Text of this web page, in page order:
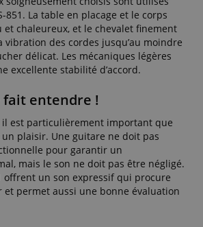
851. La table en placage et le corps
chaleureux, et le chevalet finement
des cordes jusqu’au moindre
délicat. Les mécaniques légères
excellente stabilité d’accord.
fait entendre !
il est particulièrement important que
un plaisir. Une guitare ne doit pas
pour garantir un
mais le son ne doit pas être négligé.
offrent un son expressif qui procure
et permet aussi une bonne évaluation